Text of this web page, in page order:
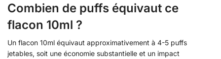
Combien de puffs équivaut ce
flacon 10ml ?
Un flacon 10ml équivaut approximativement à 4-5 puffs
jetables, soit une économie substantielle et un impact